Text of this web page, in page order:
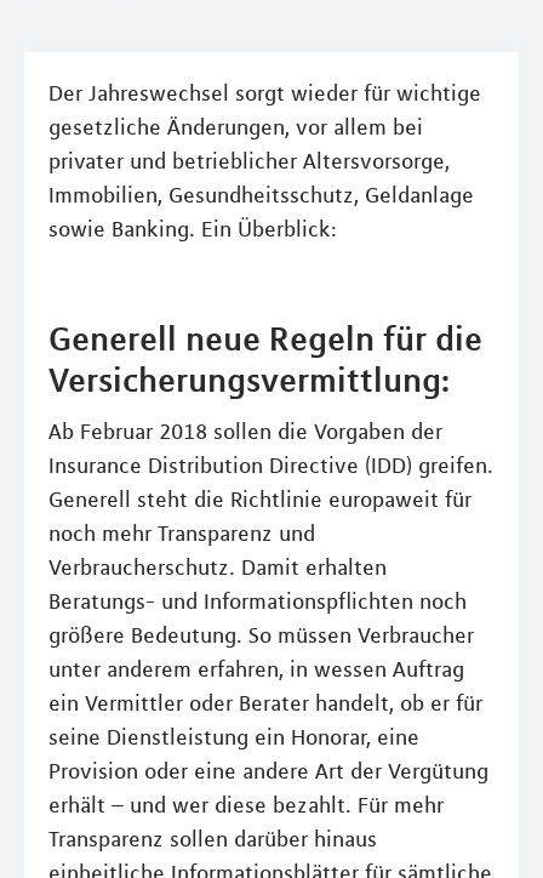
Der Jahreswechsel sorgt wieder für wichtige
gesetzliche Änderungen, vor allem bei
privater und betrieblicher Altersvorsorge,
Immobilien, Gesundheitsschutz, Geldanlage
sowie Banking. Ein Überblick:
Generell neue Regeln für die
Versicherungsvermittlung:
Ab Februar 2018 sollen die Vorgaben der
Insurance Distribution Directive (IDD) greifen.
Generell steht die Richtlinie europaweit für
noch mehr Transparenz und
Verbraucherschutz. Damit erhalten
Beratungs- und Informationspflichten noch
größere Bedeutung. So müssen Verbraucher
unter anderem erfahren, in wessen Auftrag
ein Vermittler oder Berater handelt, ob er für
seine Dienstleistung ein Honorar, eine
Provision oder eine andere Art der Vergütung
erhält – und wer diese bezahlt. Für mehr
Transparenz sollen darüber hinaus